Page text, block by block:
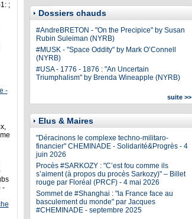
;
-
-
Dossiers chauds
#AndreBRETON - "On the Precipice" by Susan
Rubin Suleiman (NYRB)
#MUSK - "Space Oddity" by Mark O’Connell
(NYRB)
#USA - 1776 - 1876 : "An Uncertain
Triumphalism" by Brenda Wineapple (NYRB)
suite >>
Elus & Maires
"Déracinons le complexe techno-militaro-
financier" CHEMINADE - Solidarité&Progrès - 4
juin 2026
Procès #SARKOZY : "C’est fou comme ils
s’aiment (à propos du procès Sarkozy)" – Billet
rouge par Floréal (PRCF) - 4 mai 2026
Sommet de #Shanghai : "la France face au
basculement du monde" par Jacques
#CHEMINADE - septembre 2025